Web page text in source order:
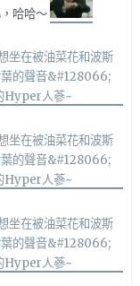
哈哈～